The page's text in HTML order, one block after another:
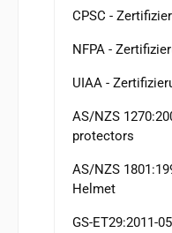
CPSC -
NFPA -
UIAA -
AS/NZS
protectors
AS/NZS
Helmet
GS-ET29:2011-